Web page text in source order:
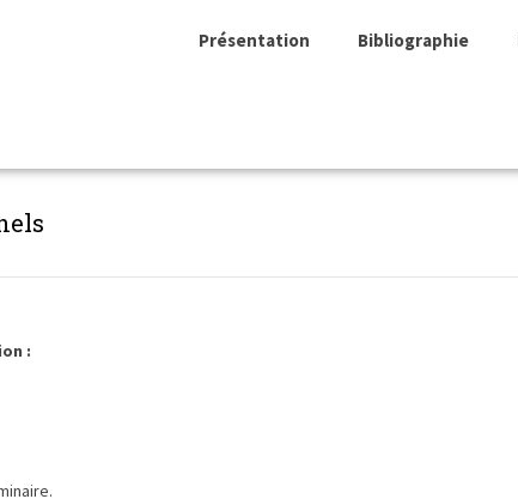
Présentation Bibliographie
: